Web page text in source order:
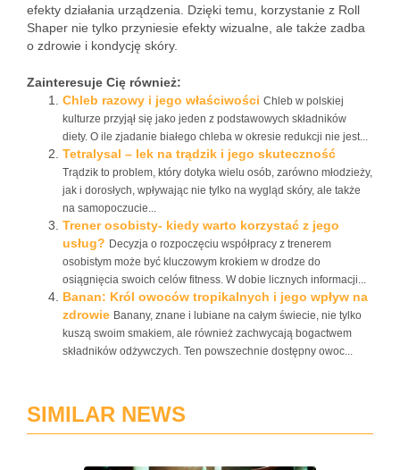
efekty działania urządzenia. Dzięki temu, korzystanie z Roll
Shaper nie tylko przyniesie efekty wizualne, ale także zadba
o zdrowie i kondycję skóry.
Zainteresuje Cię również:
Chleb razowy i jego właściwości Chleb w polskiej
kulturze przyjął się jako jeden z podstawowych składników
diety. O ile zjadanie białego chleba w okresie redukcji nie jest...
Tetralysal – lek na trądzik i jego skuteczność
Trądzik to problem, który dotyka wielu osób, zarówno młodzieży,
jak i dorosłych, wpływając nie tylko na wygląd skóry, ale także
na samopoczucie...
Trener osobisty- kiedy warto korzystać z jego
usług? Decyzja o rozpoczęciu współpracy z trenerem
osobistym może być kluczowym krokiem w drodze do
osiągnięcia swoich celów fitness. W dobie licznych informacji...
Banan: Król owoców tropikalnych i jego wpływ na
zdrowie Banany, znane i lubiane na całym świecie, nie tylko
kuszą swoim smakiem, ale również zachwycają bogactwem
składników odżywczych. Ten powszechnie dostępny owoc...
SIMILAR NEWS